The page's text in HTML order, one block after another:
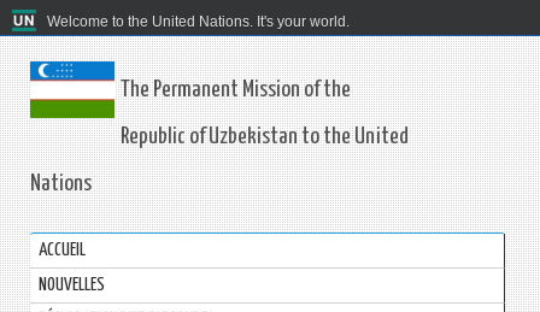
Welcome to the United Nations. It's your world.
The Permanent Mission of the
Republic of Uzbekistan to the United
Nations
ACCUEIL
NOUVELLES